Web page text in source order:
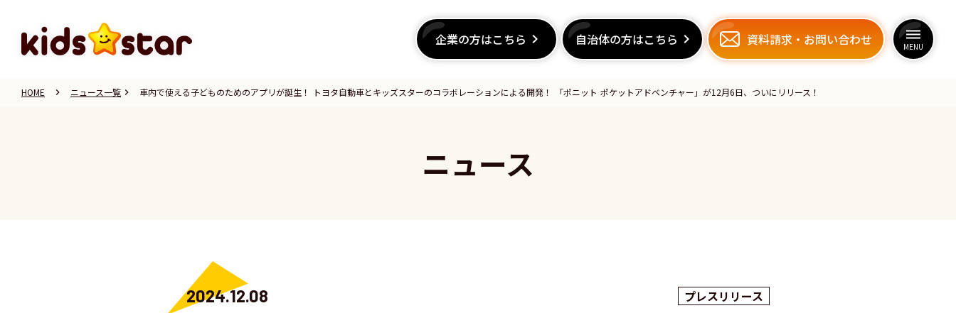
企業の方はこちら keyboard_arrow_right 自治体の方はこちら keyboard_arrow_right
企業の方はこちら keyboard_arrow_right 自治体の方はこちら keyboard_arrow_right 資料請求 ・ お問い合わせ dehaze
MENU
資料請求 ・ お問い合わせ dehaze
MENU
HOME keyboard_arrow_right ニュース一覧 keyboard_arrow_right 車内で使える子どものためのアプリが誕生！ トヨタ自動車とキッズスターのコラボレーションによる開発！ 「ポニット ポケットアドベンチャー」が12月6日、ついにリリース！
ニュース
2024.12.08 プレスリリース